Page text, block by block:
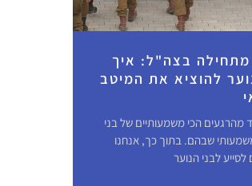
מתחילה בצה"ל: איך
להוציא את המיטב
מהרגעים הכי משמעותיים של בני
שבהם. בתוך כך, אנחנו
לסייע לבני הנוער